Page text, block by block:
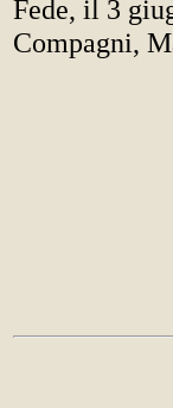
Fede, il 3
Compagni,